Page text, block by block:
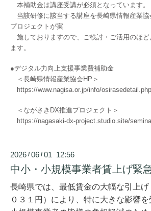
本補助金は講座受講が必須となっています。
当該研修に該当する講座を長崎県情報産業協
プロジェクトが実
施しておりますので、ご検討・ご活用のほど
ます。
●デジタル力向上支援事業費補助金
＜長崎県情報産業協会HP＞
https://www.nagisa.or.jp/info/
＜ながさきDX推進プロジェクト＞
https://nagasaki-dx-project.studio.site/
2026 /06 /01 12:56
中小・小規模事業者賃上げ緊
長崎県では、最低賃金の大幅な引上
０３１円）により、特に大きな影響を